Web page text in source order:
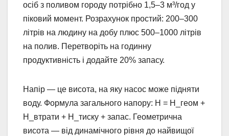
осіб з поливом городу потрібно 1,5–3 м³/год у
піковий момент. Розрахунок простий: 200–300
літрів на людину на добу плюс 500–1000 літрів
на полив. Перетворіть на годинну
продуктивність і додайте 20% запасу.
Напір — це висота, на яку насос може підняти
воду. Формула загального напору: H = H_геом +
H_втрати + H_тиску + запас. Геометрична
висота — від динамічного рівня до найвищої